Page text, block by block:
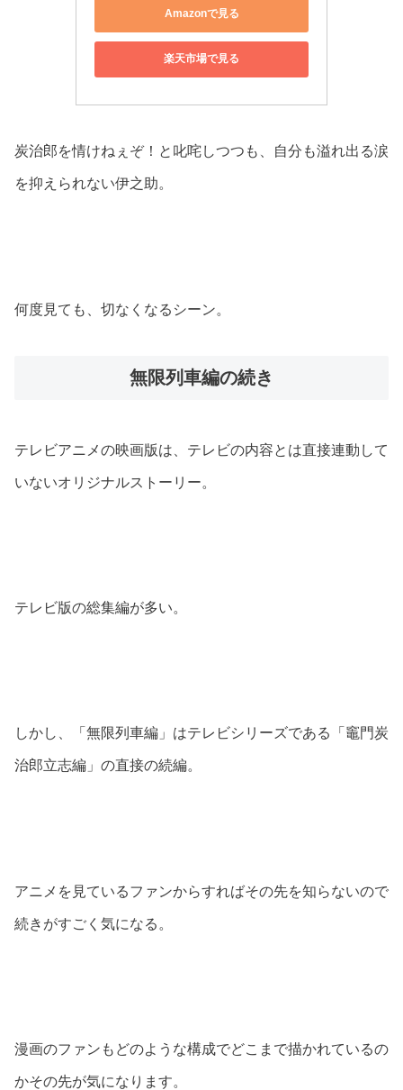
Amazonで見る
楽天市場で見る
炭治郎を情けねぇぞ！と叱咤しつつも、自分も溢れ出る涙
を抑えられない伊之助。
何度見ても、切なくなるシーン。
無限列車編の続き
テレビアニメの映画版は、テレビの内容とは直接連動して
いないオリジナルストーリー。
テレビ版の総集編が多い。
しかし、「無限列車編」はテレビシリーズである「竈門炭
治郎立志編」の直接の続編。
アニメを見ているファンからすればその先を知らないので
続きがすごく気になる。
漫画のファンもどのような構成でどこまで描かれているの
かその先が気になります。